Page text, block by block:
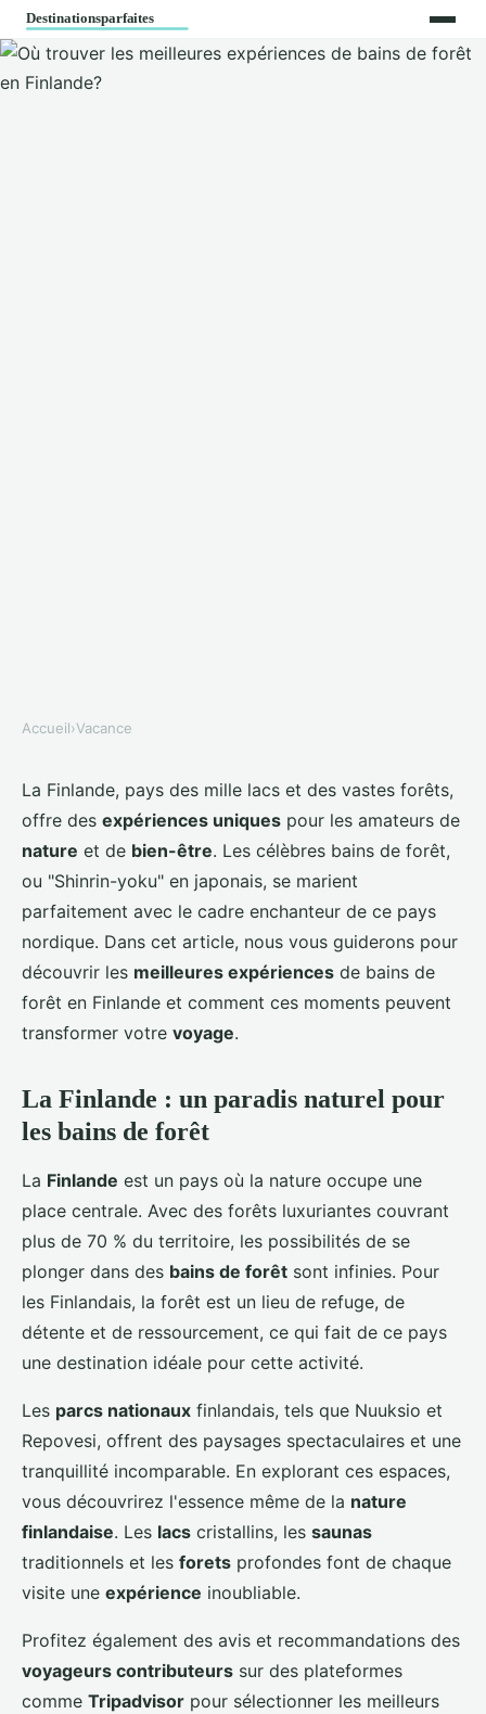
Où trouver les meilleures
expériences de bains de forêt en
Finlande?
Lyna•27 juin 2024•6 min de lecture
Accueil›Vacance
La Finlande, pays des mille lacs et des vastes forêts,
offre des expériences uniques pour les amateurs de
nature et de bien-être. Les célèbres bains de forêt,
ou "Shinrin-yoku" en japonais, se marient
parfaitement avec le cadre enchanteur de ce pays
nordique. Dans cet article, nous vous guiderons pour
découvrir les meilleures expériences de bains de
forêt en Finlande et comment ces moments peuvent
transformer votre voyage.
La Finlande : un paradis naturel pour
les bains de forêt
La Finlande est un pays où la nature occupe une
place centrale. Avec des forêts luxuriantes couvrant
plus de 70 % du territoire, les possibilités de se
plonger dans des bains de forêt sont infinies. Pour
les Finlandais, la forêt est un lieu de refuge, de
détente et de ressourcement, ce qui fait de ce pays
une destination idéale pour cette activité.
Les parcs nationaux finlandais, tels que Nuuksio et
Repovesi, offrent des paysages spectaculaires et une
tranquillité incomparable. En explorant ces espaces,
vous découvrirez l'essence même de la nature
finlandaise. Les lacs cristallins, les saunas
traditionnels et les forets profondes font de chaque
visite une expérience inoubliable.
Profitez également des avis et recommandations des
voyageurs contributeurs sur des plateformes
comme Tripadvisor pour sélectionner les meilleurs